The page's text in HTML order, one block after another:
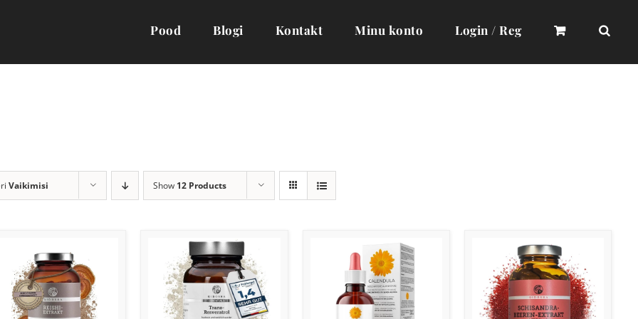
Pood Blogi Kontakt Minu konto Login / Reg
Vaikimisi Show 12 Products